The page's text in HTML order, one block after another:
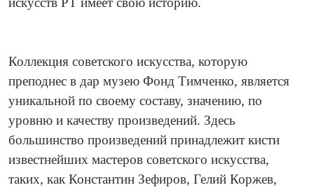
Коллекция советского искусства, которую
преподнес в дар музею Фонд Тимченко, является
уникальной по своему составу, значению, по
уровню и качеству произведений. Здесь
большинство произведений принадлежит кисти
известнейших мастеров советского искусства,
таких, как Константин Зефиров, Гелий Коржев,